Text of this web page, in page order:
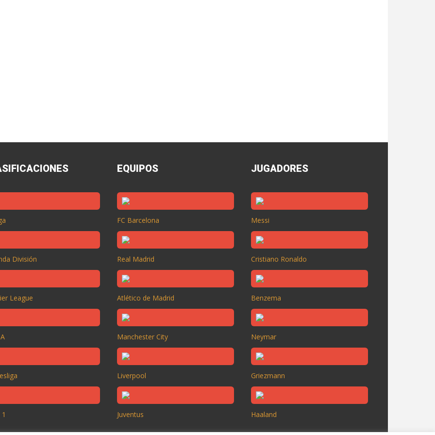
División
League
EQUIPOS
FC Barcelona
Real Madrid
Atlético de Madrid
Manchester City
Liverpool
Juventus
JUGADORES
Messi
Cristiano Ronaldo
Benzema
Neymar
Griezmann
Haaland